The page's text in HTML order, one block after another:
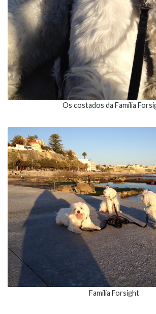
Os costados da Família
Família Forsight